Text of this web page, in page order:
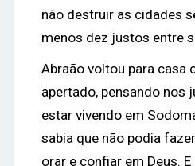
não destruir as cidades
menos dez justos entre
Abraão voltou para casa
apertado, pensando nos
estar vivendo em
sabia que não podia
orar e confiar em Deus.